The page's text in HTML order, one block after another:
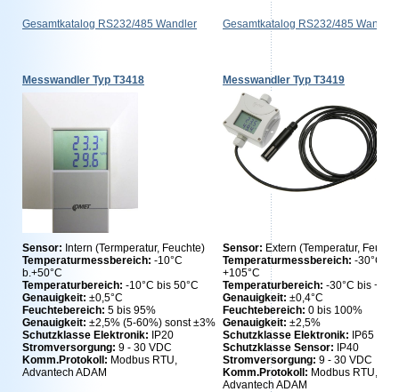
Gesamtkatalog RS232/485 Wandler Gesamtkatalog RS232/485 Wandler
Messwandler Typ T3418 Messwandler Typ T3419
Sensor: Intern (Termperatur, Feuchte)
Temperaturmessbereich: -10°C
b.+50°C
Temperaturbereich: -10°C bis 50°C
Genauigkeit: ±0,5°C
Feuchtebereich: 5 bis 95%
Genauigkeit: ±2,5% (5-60%) sonst ±3%
Schutzklasse Elektronik:
IP20
Stromversorgung: 9 - 30 VDC
Komm.Protokoll: Modbus RTU,
Advantech ADAM
Sensor: Extern (Temperatur,
Temperaturmessbereich: -30°C b.
+105°C
Temperaturbereich: -30°C bis
Genauigkeit: ±0,4°C
Feuchtebereich: 0 bis 100%
Genauigkeit: ±2,5%
Schutzklasse Elektronik:
IP65
Schutzklasse Sensor:
IP40
Stromversorgung: 9 - 30 VDC
Komm.Protokoll: Modbus RTU,
Advantech ADAM